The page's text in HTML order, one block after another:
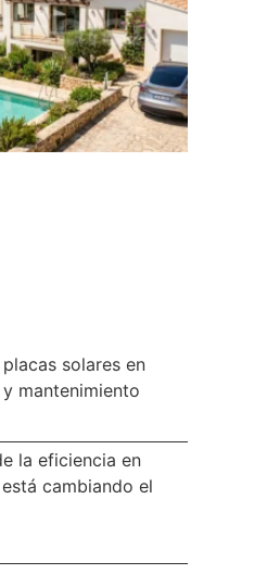
solares en
mantenimiento
la eficiencia en
cambiando el